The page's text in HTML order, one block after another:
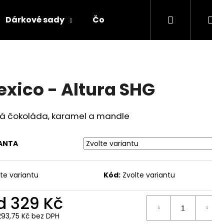
Dárkové sady Čokoláda Příslušenství
Hledat
- Altura SHG
čokoláda, karamel a mandle
variantu Kód: Zvolte variantu
329 Kč
Kč bez DPH
HLEDAT